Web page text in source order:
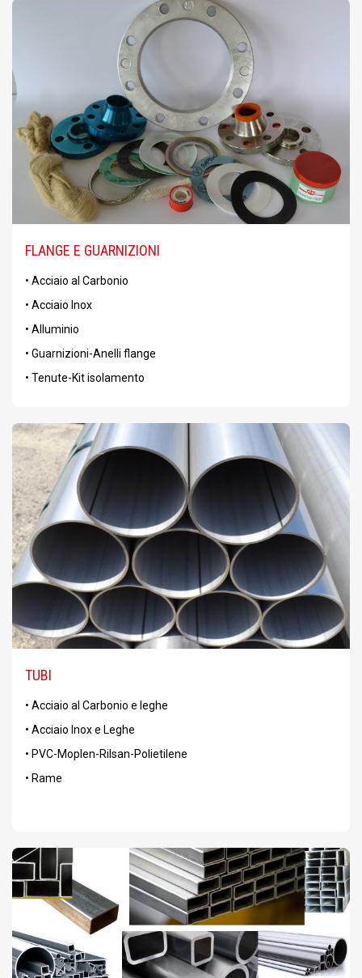
FLANGE E GUARNIZIONI
• Acciaio al Carbonio
• Acciaio Inox
• Alluminio
• Guarnizioni-Anelli flange
• Tenute-Kit isolamento
TUBI
• Acciaio al Carbonio e leghe
• Acciaio Inox e Leghe
• PVC-Moplen-Rilsan-Polietilene
• Rame